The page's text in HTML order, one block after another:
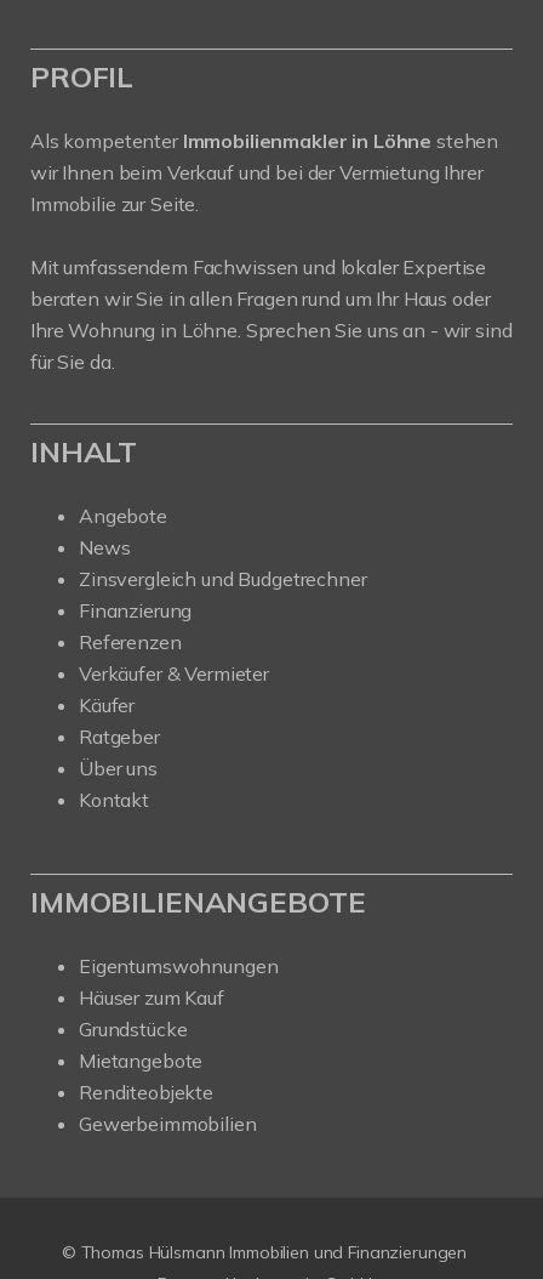
PROFIL
Als kompetenter Immobilienmakler in Löhne stehen
wir Ihnen beim Verkauf und bei der Vermietung Ihrer
Immobilie zur Seite.
Mit umfassendem Fachwissen und lokaler Expertise
beraten wir Sie in allen Fragen rund um Ihr Haus oder
Ihre Wohnung in Löhne. Sprechen Sie uns an - wir sind
für Sie da.
INHALT
Angebote
News
Zinsvergleich und Budgetrechner
Finanzierung
Referenzen
Verkäufer & Vermieter
Käufer
Ratgeber
Über uns
Kontakt
IMMOBILIENANGEBOTE
Eigentumswohnungen
Häuser zum Kauf
Grundstücke
Mietangebote
Renditeobjekte
Gewerbeimmobilien
© Thomas Hülsmann Immobilien und Finanzierungen